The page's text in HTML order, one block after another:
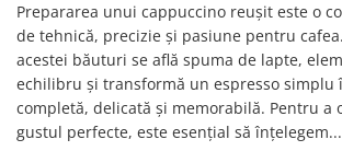
Prepararea unui cappuccino reușit este o
de tehnică, precizie și pasiune pentru
acestei băuturi se află spuma de lapte,
echilibru și transformă un espresso simplu
completă, delicată și memorabilă. Pentru a
gustul perfecte, este esențial să înțelegem...